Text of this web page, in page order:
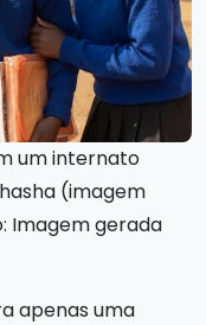
um internato
(imagem
Imagem gerada
apenas uma